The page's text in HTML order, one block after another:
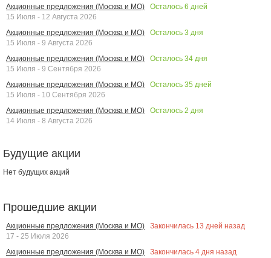
Акционные предложения (Москва и МО)
Осталось 6 дней
15 Июля - 12 Августа 2026
Акционные предложения (Москва и МО)
Осталось 3 дня
15 Июля - 9 Августа 2026
Акционные предложения (Москва и МО)
Осталось 34 дня
15 Июля - 9 Сентября 2026
Акционные предложения (Москва и МО)
Осталось 35 дней
15 Июля - 10 Сентября 2026
Акционные предложения (Москва и МО)
Осталось 2 дня
14 Июля - 8 Августа 2026
Будущие акции
Нет будущих акций
Прошедшие акции
Акционные предложения (Москва и МО) Закончилась 13 дней назад
17 - 25 Июля 2026
Акционные предложения (Москва и МО)
Закончилась 4 дня назад